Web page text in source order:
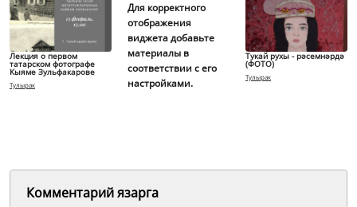
Лекция о первом
татарском фотографе
Кыяме Зульфакарове
Тулырак
Для корректного
отображения
виджета добавьте
материалы в
соответствии с его
настройками.
Тукай рухы - рәсемнәрдә
(ФОТО)
Тулырак
Комментарий язарга